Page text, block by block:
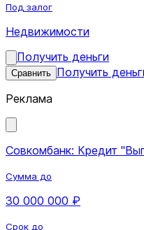
Под залог
Недвижимости
Получить деньги
Сравнить Получить
Реклама
Совкомбанк: Кредит
Сумма до
30 000 000 ₽
Срок до